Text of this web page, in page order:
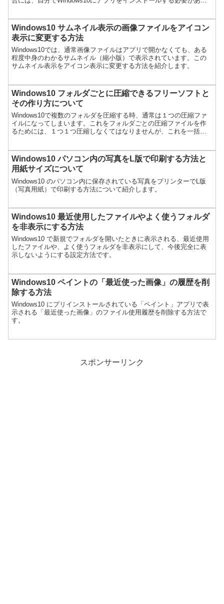
Windows10 サムネイル表示の画像ファイルをアイコン
表示に変更する方法
Windows10では、通常画像ファイルはアプリで開かなくても、ある
程度中身のわかるサムネイル（縮小版）で表示されています。この
サムネイル表示をアイコン表示に変更する方法を紹介します。
Windows10 フォルダごとに圧縮できるフリーソフトと
その作り方について
Windows10で複数のフォルダを圧縮する時、通常は１つの圧縮ファ
イルになってしまいます。これをフォルダごとの圧縮ファイルを作
るためには、１つ１つ圧縮しなくてはなりませんが、これを一括で
Windows10 パソコン内の写真をL版で印刷する方法と
用紙サイズについて
Windows10 のパソコン内に保存されている写真をプリンターでL版
（写真用紙）で印刷する方法について紹介します。
Windows10 最近使用したファイルやよく使うフォルダ
を非表示にする方法
Windows10 で新規でフォルダを開いたときに表示される、最近使用
したファイルや、よく使うフォルダを非表示にして、今後完全に表
示しないようにする設定方法です。
Windows10 ペイントの「最近使った画像」の履歴を削
除する方法
Windows10 にプリインストールされている「ペイント」アプリで表
示される「最近使った画像」のファイル使用履歴を削除する方法で
す。
スポンサーリンク